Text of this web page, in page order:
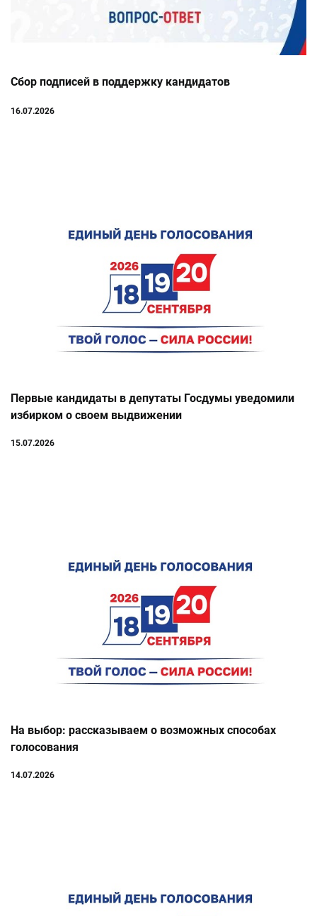
Сбор подписей в поддержку кандидатов
16.07.2026
Первые кандидаты в депутаты Госдумы уведомили
избирком о своем выдвижении
15.07.2026
На выбор: рассказываем о возможных способах
голосования
14.07.2026